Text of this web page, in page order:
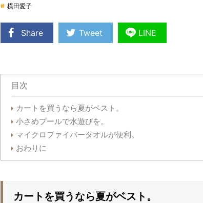
# 横田愛子
Share Tweet LINE
目次
カートを買うなら夏がベスト。
小さめプールで水遊びを。
マイクロファイバータオルが便利。
おわりに
カートを買うなら夏がベスト。